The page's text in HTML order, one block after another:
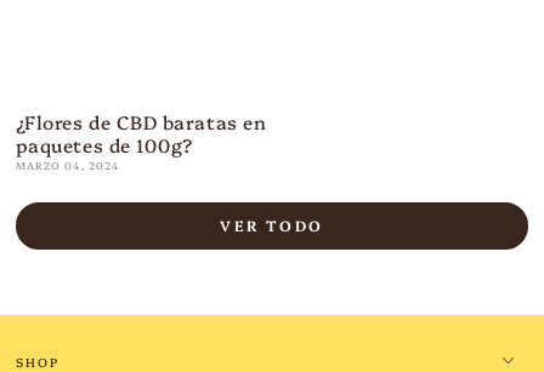
¿Flores de CBD baratas en
paquetes de 100g?
MARZO 04, 2024
VER TODO
SHOP